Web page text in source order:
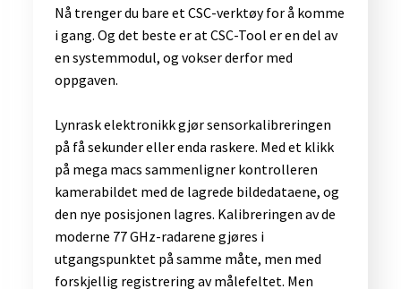
Nå trenger du bare et CSC-verktøy for å komme
i gang. Og det beste er at CSC-Tool er en del av
en systemmodul, og vokser derfor med
oppgaven.
Lynrask elektronikk gjør sensorkalibreringen
på få sekunder eller enda raskere. Med et klikk
på mega macs sammenligner kontrolleren
kamerabildet med de lagrede bildedataene, og
den nye posisjonen lagres. Kalibreringen av de
moderne 77 GHz-radarene gjøres i
utgangspunktet på samme måte, men med
forskjellig registrering av målefeltet. Men